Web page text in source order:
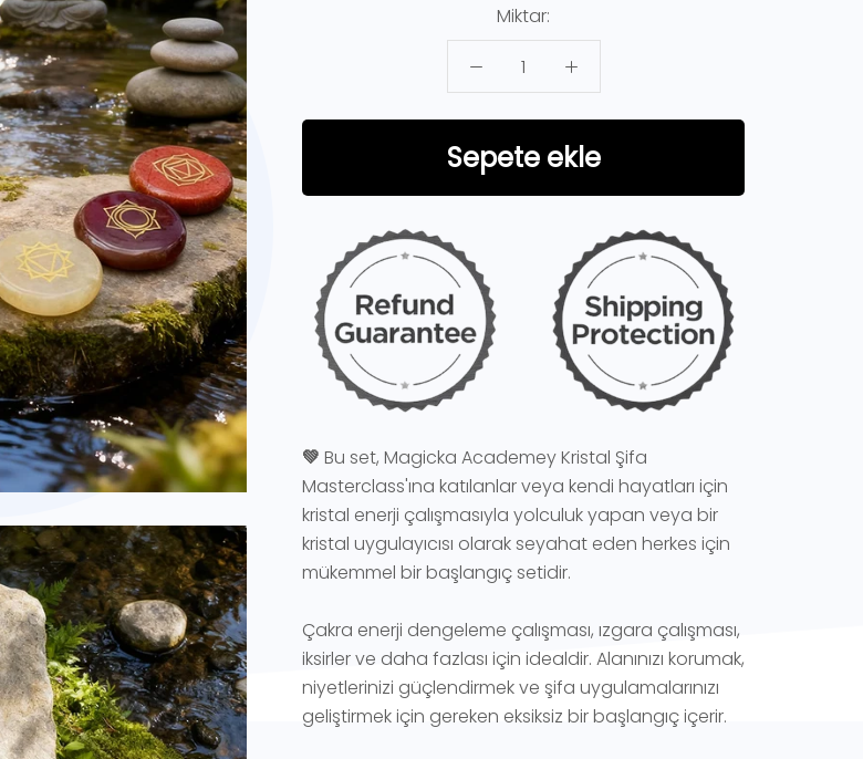
Miktar:
Sepete ekle
💚 Bu set, Magicka Academey Kristal Şifa
Masterclass'ına katılanlar veya kendi hayatları için
kristal enerji çalışmasıyla yolculuk yapan veya bir
kristal uygulayıcısı olarak seyahat eden herkes için
mükemmel bir başlangıç ​​setidir.
Çakra enerji dengeleme çalışması, ızgara çalışması,
iksirler ve daha fazlası için idealdir. Alanınızı korumak,
niyetlerinizi güçlendirmek ve şifa uygulamalarınızı
geliştirmek için gereken eksiksiz bir başlangıç ​​içerir.